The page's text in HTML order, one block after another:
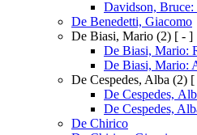
Davidson,
De Benedetti, Giacomo
De Biasi, Mario (2) [ - ]
De Biasi, Mario:
De Biasi, Mario:
De Cespedes, Alba (2) [
De Cespedes,
De Cespedes,
De Chirico